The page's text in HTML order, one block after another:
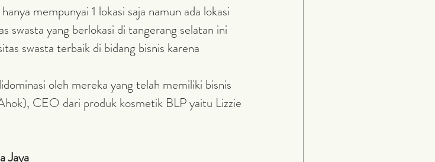
swasta yang berlokasi di tangerang selatan ini
swasta terbaik di bidang bisnis karena
CEO dari produk kosmetik BLP yaitu Lizzie
Jaya